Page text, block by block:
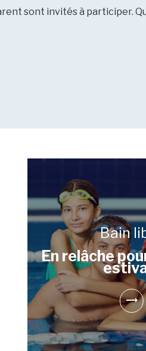
sont invités à participer.
Bain
En relâche